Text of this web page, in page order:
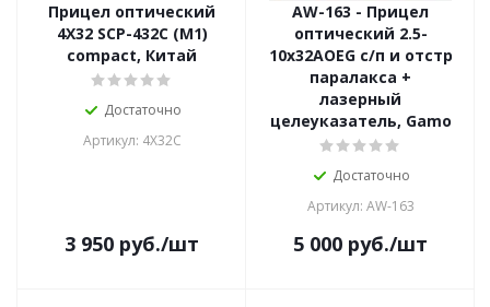
Прицел оптический
4X32 SCP-432C (M1)
compact, Китай
Достаточно
Артикул: 4X32C
3 950 руб./шт
AW-163 - Прицел
оптический 2.5-
10x32AOEG c/п и отстр
паралакса +
лазерный
целеуказатель, Gamo
Достаточно
Артикул: AW-163
5 000 руб./шт